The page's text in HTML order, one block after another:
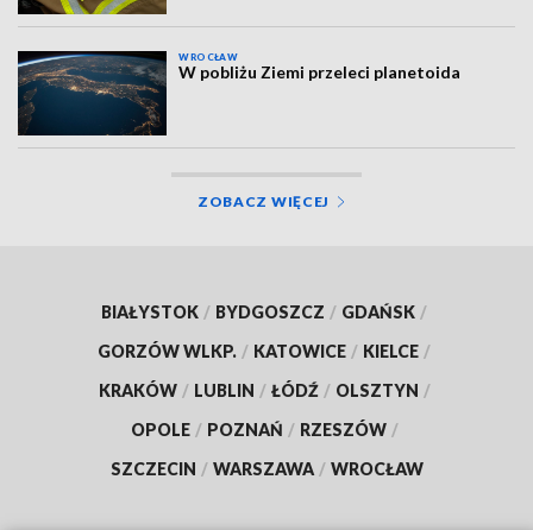
WROCŁAW
W pobliżu Ziemi przeleci planetoida
ZOBACZ WIĘCEJ
BIAŁYSTOK / BYDGOSZCZ / GDAŃSK /
GORZÓW WLKP. / KATOWICE / KIELCE /
KRAKÓW / LUBLIN / ŁÓDŹ / OLSZTYN /
OPOLE / POZNAŃ / RZESZÓW /
SZCZECIN / WARSZAWA / WROCŁAW